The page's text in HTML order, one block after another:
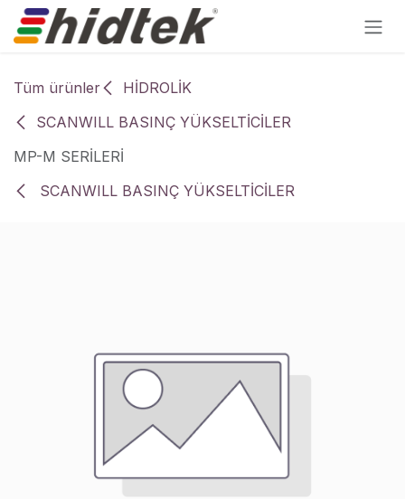
İçereği Atla
Tüm ürünler
HİDROLİK
SCANWILL BASINÇ YÜKSELTİCİLER
MP-M SERİLERİ
SCANWILL BASINÇ YÜKSELTİCİLER